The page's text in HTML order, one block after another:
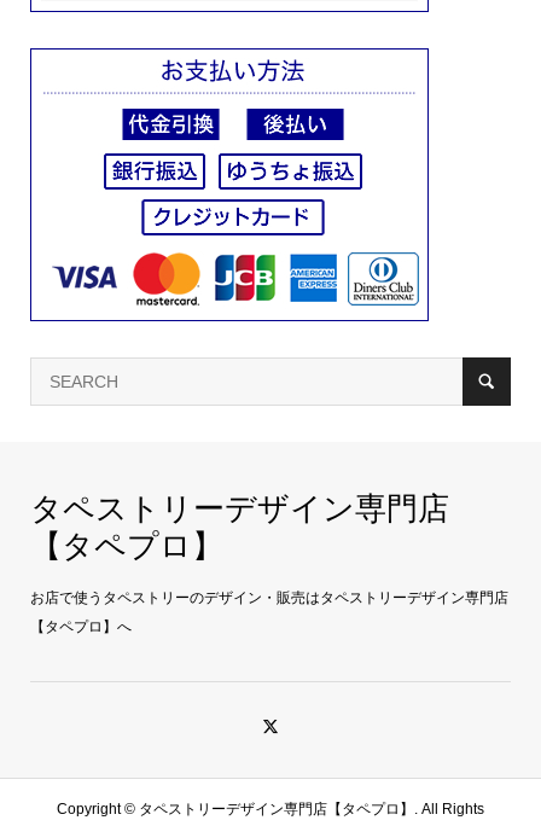
タペストリーデザイン専門店
【タペプロ】
お店で使うタペストリーのデザイン・販売はタペストリーデザイン専門店
【タペプロ】へ
Copyright © タペストリーデザイン専門店【タペプロ】. All Rights